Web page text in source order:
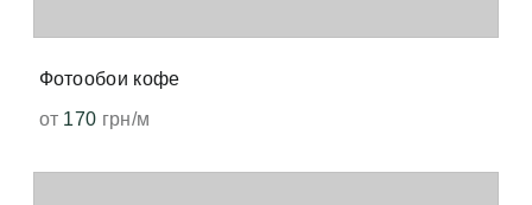
Фотообои кофе
от 170 грн/м